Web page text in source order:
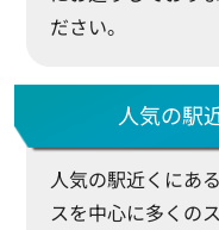
ださい。
人気の駅
人気の駅近くにあ
スを中心に多くの